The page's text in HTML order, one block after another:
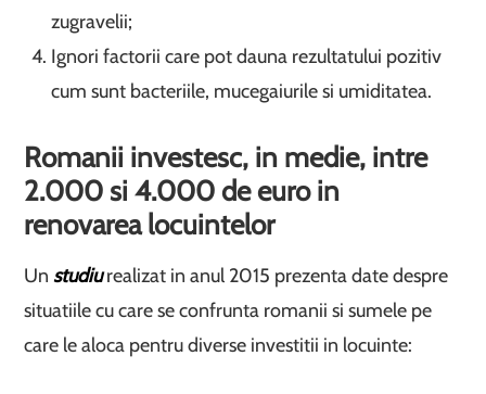
zugravelii;
Ignori factorii care pot dauna rezultatului pozitiv
cum sunt bacteriile, mucegaiurile si umiditatea.
Romanii investesc, in medie, intre
2.000 si 4.000 de euro in
renovarea locuintelor
Unstudiu realizat in anul 2015 prezenta date despre
situatiile cu care se confrunta romanii si sumele pe
care le aloca pentru diverse investitii in locuinte: